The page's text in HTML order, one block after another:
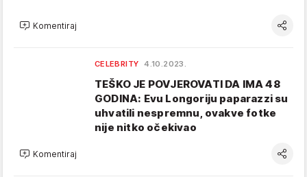
Komentiraj
CELEBRITY 4.10.2023.
TEŠKO JE POVJEROVATI DA IMA 48
GODINA: Evu Longoriju paparazzi su
uhvatili nespremnu, ovakve fotke
nije nitko očekivao
Komentiraj